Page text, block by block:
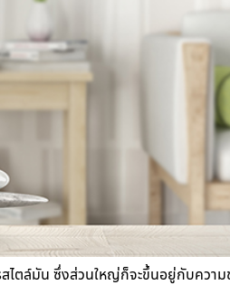
ตล์มัน ซึ่งส่วนใหญ่ก็จะขึ้นอยู่กับควา